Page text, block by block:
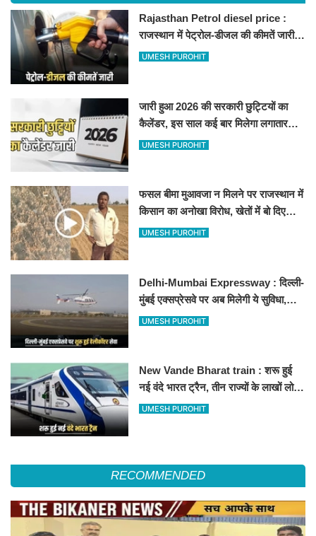
Rajasthan Petrol diesel price :
राजस्थान में पेट्रोल-डीजल की कीमतें जारी,
जानिए बीकानेर समेत पुरे प्रदेश में नए रेट
UMESH PUROHIT
जारी हुआ 2026 की सरकारी छुट्टियों का
कैलेंडर, इस साल कई बार मिलेगा लगातार
अवकाश, देखें
UMESH PUROHIT
फसल बीमा मुआवजा न मिलने पर राजस्थान में
किसान का अनोखा विरोध, खेतों में बो दिए
500-500 रुपए के नोट, वीडियो वायरल
UMESH PUROHIT
Delhi-Mumbai Expressway : दिल्ली-
मुंबई एक्सप्रेसवे पर अब मिलेगी ये सुविधा,
हेलीकॉप्टर सर्विस से तुरंत घायल पहुंचेगा
UMESH PUROHIT
New Vande Bharat train : शरू हुई
नई वंदे भारत ट्रैन, तीन राज्यों के लाखों लोगों
का सफर होगा आसान, देखें पूरा रूटमैप
UMESH PUROHIT
RECOMMENDED